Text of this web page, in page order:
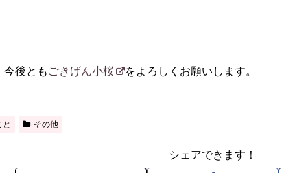
今後とも ごきげん小桜 をよろしくお願いします。
と その他
シェアできます！